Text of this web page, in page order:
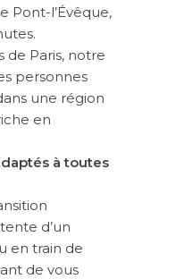
Pont-l’Évêque,
de Paris, notre
personnes
une région
en
à toutes
d’un
en train de
de vous